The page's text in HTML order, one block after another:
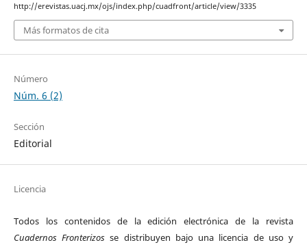
http://erevistas.uacj.mx/ojs/index.php/cuadfront/article/view/3335
Más formatos de cita
Número
Núm. 6 (2)
Sección
Editorial
Licencia
Todos los contenidos de la edición electrónica de la revista
Cuadernos Fronterizos se distribuyen bajo una licencia de uso y